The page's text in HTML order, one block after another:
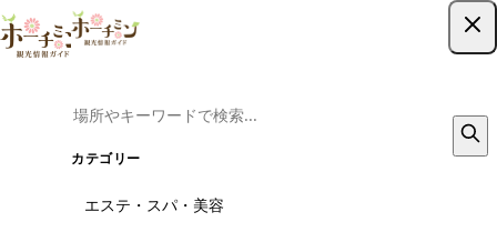
カテゴリー
エステ・スパ・美容
この店舗は現在営業していません。以下の代わりのお店をご覧くださ
その他のレストラン